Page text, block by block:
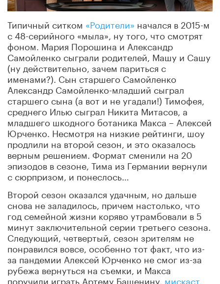
Типичный ситком «Родители» начался в 2015-м
с 48-серийного «мыла», ну того, что смотрят
фоном. Мария Порошина и Александр
Самойленко сыграли родителей, Машу и Сашу
(ну действительно, зачем париться с
именами?). Сын старшего Самойленко
Александр Самойленко-младший сыграл
старшего сына (а вот и не угадали!) Тимофея,
среднего Илью сыграл Никита Митасов, а
младшего шкодного ботаника Макса – Алексей
Юрченко. Несмотря на низкие рейтинги, шоу
продлили на второй сезон, и это оказалось
верным решением. Формат сменили на 20
эпизодов в сезоне, Тима из Германии вернули
с сюрпризом, и понеслось…
Второй сезон оказался удачным, но дальше
снова не заладилось, причем настолько, что
год семейной жизни коряво утрамбовали в 5
минут заключительной серии третьего сезона.
Следующий, четвертый, сезон зрителям не
понравился вовсе, особенно тот факт, что из-
за пандемии Алексей Юрченко не смог из-за
рубежа вернуться на съемки, и Макса
поручили играть Артему Башенину, мискаст,